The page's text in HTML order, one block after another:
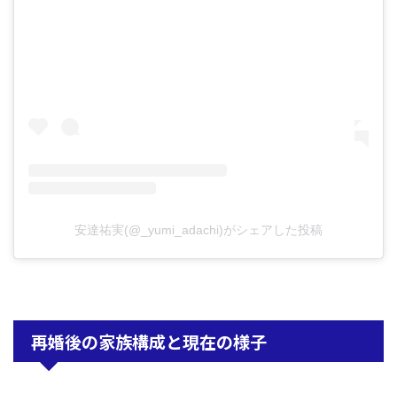
安達祐実(@_yumi_adachi)がシェアした投稿
再婚後の家族構成と現在の様子